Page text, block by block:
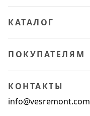
КАТАЛОГ
ПОКУПАТЕЛЯМ
КОНТАКТЫ
info@vesremont.com